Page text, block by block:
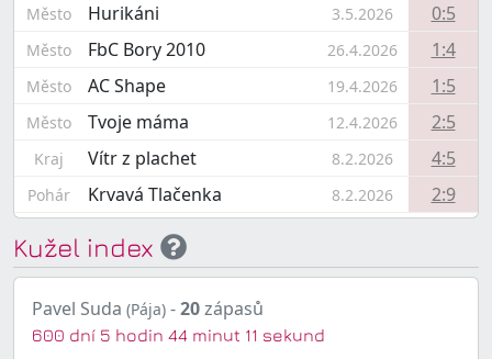
Město Hurikáni 3.5.2026 0:5
Město FbC Bory 2010 26.4.2026 1:4
Město AC Shape 19.4.2026 1:5
Město Tvoje máma 12.4.2026 2:5
Kraj Vítr z plachet 8.2.2026 4:5
Pohár Krvavá Tlačenka 8.2.2026 2:9
Kužel index
Pavel Suda (Pája) -20zápasů
600 dní 5 hodin 44 minut 11 sekund